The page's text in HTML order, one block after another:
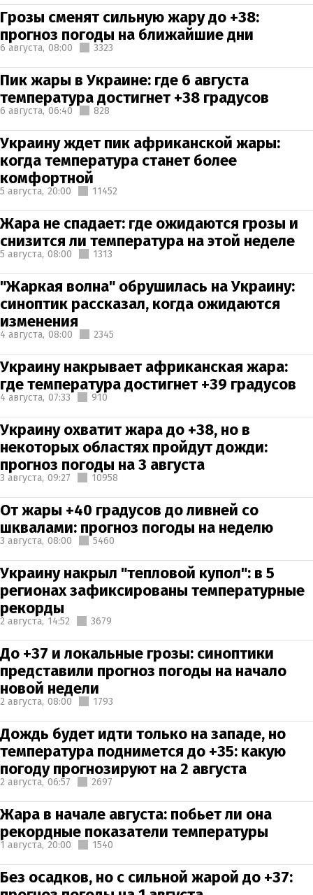
Грозы сменят сильную жару до +38:
прогноз погоды на ближайшие дни
6 августа, 08:00 3323
Пик жары в Украине: где 6 августа
температура достигнет +38 градусов
6 августа, 06:40 828
Украину ждет пик африканской жары:
когда температура станет более
комфортной
5 августа, 20:00 11452
Жара не спадает: где ожидаются грозы и
снизится ли температура на этой неделе
5 августа, 08:00 1313
"Жаркая волна" обрушилась на Украину:
синоптик рассказал, когда ожидаются
изменения
4 августа, 08:00 2345
Украину накрывает африканская жара:
где температура достигнет +39 градусов
4 августа, 07:33 910
Украину охватит жара до +38, но в
некоторых областях пройдут дожди:
прогноз погоды на 3 августа
3 августа, 09:27 10958
От жары +40 градусов до ливней со
шквалами: прогноз погоды на неделю
3 августа, 08:00 5460
Украину накрыл "тепловой купол": в 5
регионах зафиксированы температурные
рекорды
2 августа, 14:52 3679
До +37 и локальные грозы: синоптики
представили прогноз погоды на начало
новой недели
2 августа, 08:00 1793
Дождь будет идти только на западе, но
температура поднимется до +35: какую
погоду прогнозируют на 2 августа
2 августа, 06:57 2697
Жара в начале августа: побьет ли она
рекордные показатели температуры
1 августа, 20:00 1540
Без осадков, но с сильной жарой до +37: